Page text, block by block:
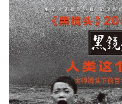
托尔斯泰最后的日记 2021-06-03
中国食物 2021-05-28
土地制度与中国发展 2021-06-23
我是新手妈妈 2021-02-01